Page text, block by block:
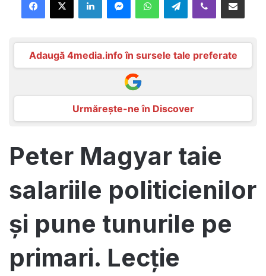
Adaugă 4media.info în sursele tale preferate
Urmărește-ne în Discover
Peter Magyar taie
salariile politicienilor
și pune tunurile pe
primari. Lecție